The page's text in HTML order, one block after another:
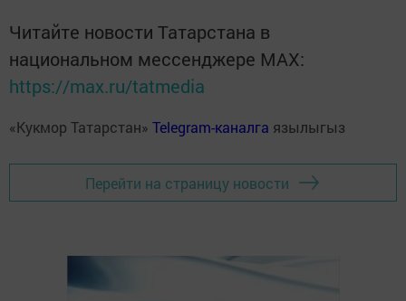
Читайте новости Татарстана в
национальном мессенджере MАХ:
https://max.ru/tatmedia
«Кукмор Татарстан» Telegram-каналга язылыгыз
Перейти на страницу новости